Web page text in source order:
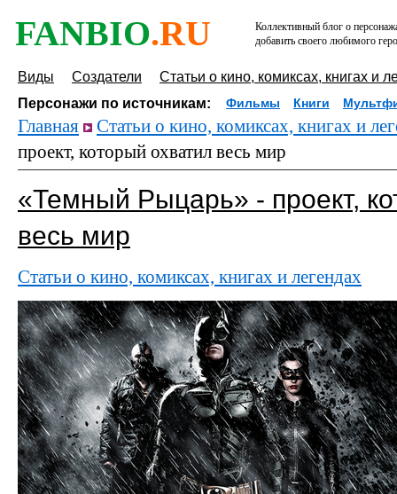
FANBIO.RU
Коллективный блог о
добавить своего любимого
Виды Создатели
Статьи о кино, комиксах, книгах и
Персонажи по источникам:
Фильмы Книги
Главная
Статьи о кино, комиксах, книгах и
проект, который охватил весь мир
«Темный Рыцарь» - проект,
весь мир
Статьи о кино, комиксах, книгах и легендах